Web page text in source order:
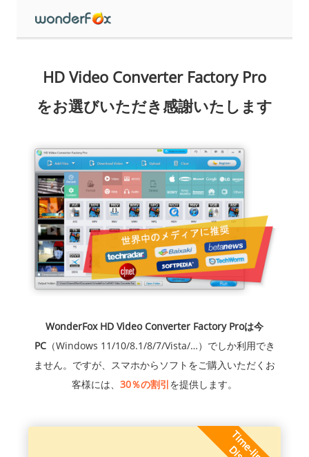
HD Video Converter Factory Pro
をお選びいただき感謝いたします
WonderFox HD Video Converter Factory Proは今
PC（Windows 11/10/8.1/8/7/Vista/…）でしか利用でき
ません。ですが、スマホからソフトをご購入いただくお
客様には、 30％の割引を提供します。